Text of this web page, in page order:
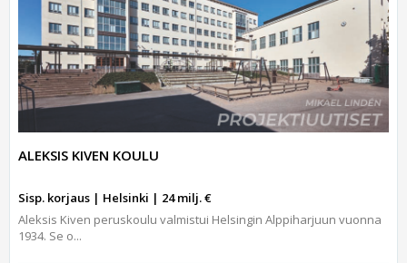
ALEKSIS KIVEN KOULU
Sisp. korjaus | Helsinki | 24 milj. €
Aleksis Kiven peruskoulu valmistui Helsingin Alppiharjuun vuonna
1934. Se o...